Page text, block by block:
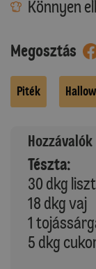
Könnyen
Megosztás
Piték
Hozzávalók
Tészta:
30 dkg liszt
18 dkg vaj
1
5 dkg